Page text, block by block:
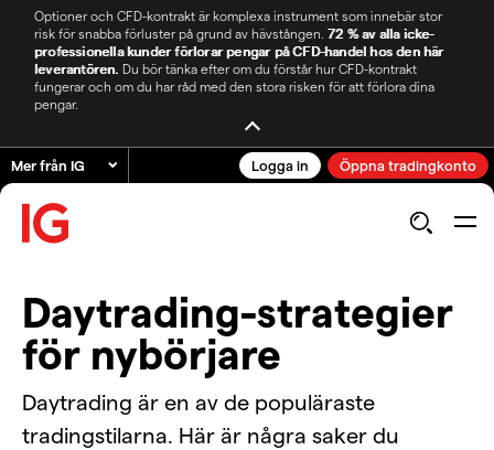
Optioner och CFD-kontrakt är komplexa instrument som innebär stor
risk för snabba förluster på grund av hävstången. 72 % av alla icke-
professionella kunder förlorar pengar på CFD-handel hos den här
leverantören. Du bör tänka efter om du förstår hur CFD-kontrakt
fungerar och om du har råd med den stora risken för att förlora dina
pengar.
Mer från IG Logga in Öppna tradingkonto
Daytrading-strategier
för nybörjare
Daytrading är en av de populäraste
tradingstilarna. Här är några saker du